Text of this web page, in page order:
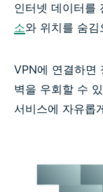
인터넷 데이터를
소와 위치를 숨
VPN에 연결하면
벽을 우회할 수
서비스에 자유롭